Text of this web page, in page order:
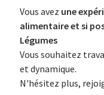
Vous avez une
alimentaire et si
Légumes
Vous souhaitez
et dynamique.
N'hésitez plus,